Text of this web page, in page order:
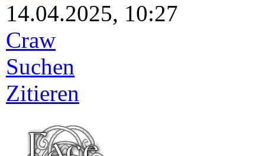
14.04.2025, 10:27
Craw
Suchen
Zitieren